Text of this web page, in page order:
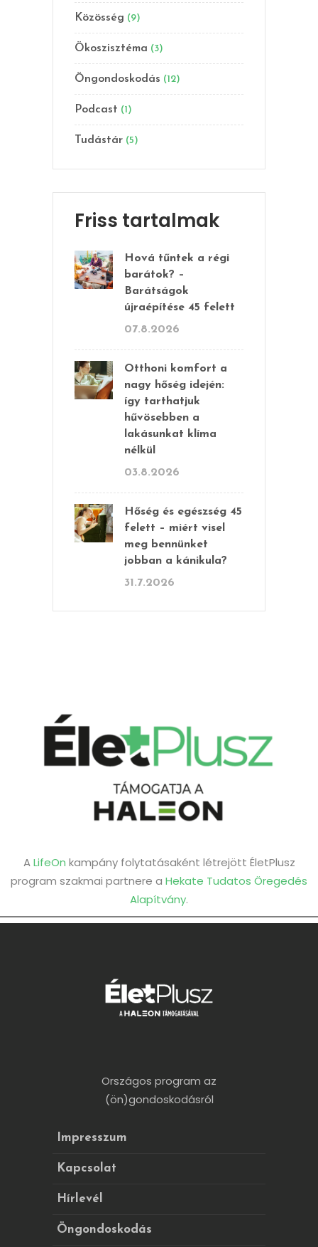
Közösség (9)
Ökoszisztéma (3)
Öngondoskodás (12)
Podcast (1)
Tudástár (5)
Friss tartalmak
Hová tűntek a régi
barátok? –
Barátságok
újraépítése 45 felett
07.8.2026
Otthoni komfort a
nagy hőség idején:
így tarthatjuk
hűvösebben a
lakásunkat klíma
nélkül
03.8.2026
Hőség és egészség 45
felett – miért visel
meg bennünket
jobban a kánikula?
31.7.2026
ALifeOn kampány folytatásaként létrejött ÉletPlusz
program szakmai partnere a Hekate Tudatos Öregedés
Alapítvány.
Országos program az
(ön)gondoskodásról
Impresszum
Kapcsolat
Hírlevél
Öngondoskodás